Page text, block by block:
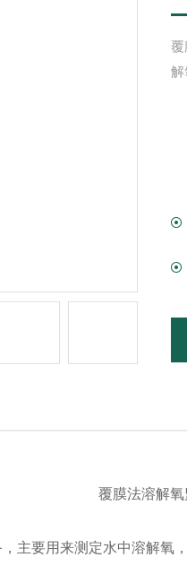
解
覆膜法溶解氧
主要用来测定水中溶解氧